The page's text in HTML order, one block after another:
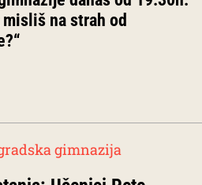
na strah od